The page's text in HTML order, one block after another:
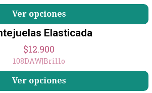
Ver opciones
+3
Elasticada
$12.900
108DAW|Brillo
Ver opciones